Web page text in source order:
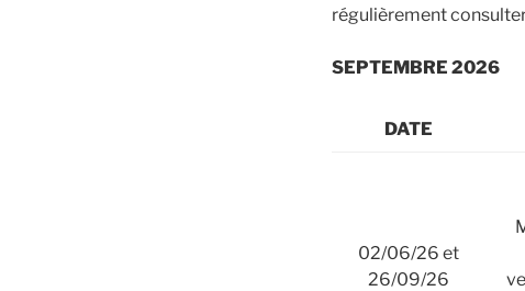
régulièrement
SEPTEMBRE 2026
DATE
02/06/26 et
26/09/26